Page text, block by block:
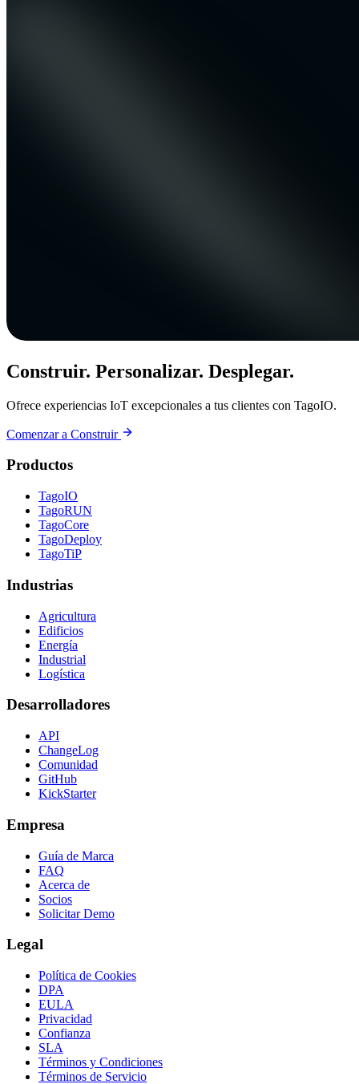
Construir. Personalizar. Desplegar.
Ofrece experiencias IoT excepcionales a tus clientes con TagoIO.
Comenzar a Construir
Productos
TagoIO
TagoRUN
TagoCore
TagoDeploy
TagoTiP
Industrias
Agricultura
Edificios
Energía
Industrial
Logística
Desarrolladores
API
ChangeLog
Comunidad
GitHub
KickStarter
Empresa
Guía de Marca
FAQ
Acerca de
Socios
Solicitar Demo
Legal
Política de Cookies
DPA
EULA
Privacidad
Confianza
SLA
Términos y Condiciones
Términos de Servicio